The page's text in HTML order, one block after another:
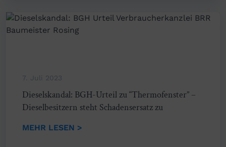
7. Juli 2023
Dieselskandal: BGH-Urteil zu “Thermofenster” –
Dieselbesitzern steht Schadensersatz zu
MEHR LESEN >